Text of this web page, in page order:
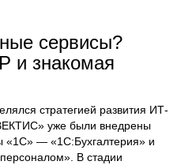
сервисы?
и знакомая
стратегией развития ИТ-
уже были внедрены
«1С» — «1С:Бухгалтерия» и
В стадии